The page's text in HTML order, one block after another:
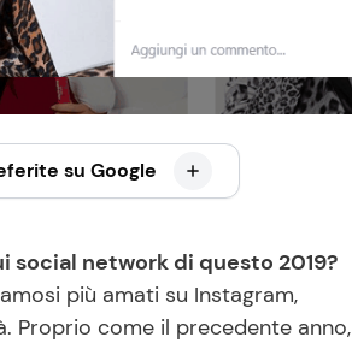
su Google
social network di questo 2019?
più amati su Instagram,
Proprio come il precedente anno,